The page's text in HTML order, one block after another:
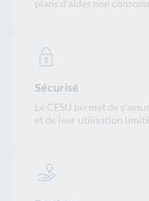
plans d’aides non
Sécurisé
Le CESU permet de
et de leur utilisation